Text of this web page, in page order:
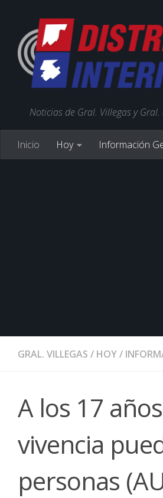
Noticias de Gral. Villegas y Gral.
Inicio Hoy Información
GRAL. VILLEGAS / HOY/
A los 17
vivencia
personas